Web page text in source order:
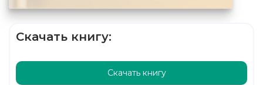
Скачать книгу:
Скачать книгу